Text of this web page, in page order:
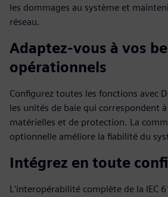
les dommages au système et
réseau.
Adaptez-vous à vos
opérationnels
Configurez toutes les fonctions avec
les unités de baie qui correspondent
matérielles et de protection. La
optionnelle améliore la fiabilité du
Intégrez en toute
L'interopérabilité complète de la IEC